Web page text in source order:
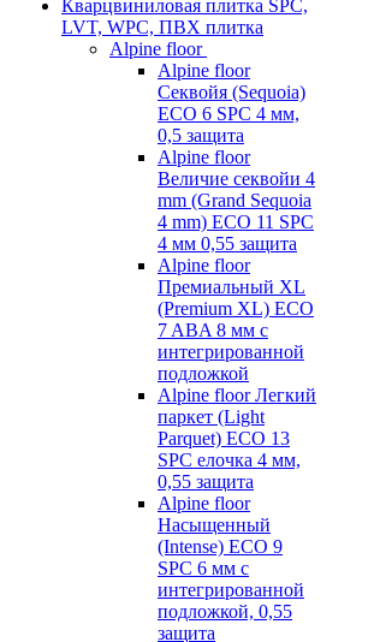
Кварцвиниловая плитка SPC,
LVT, WPC, ПВХ плитка
Alpine floor
Alpine floor
Секвойя (Sequoia)
ECO 6 SPC 4 мм,
0,5 защита
Alpine floor
Величие секвойи 4
mm (Grand Sequoia
4 mm) ECO 11 SPC
4 мм 0,55 защита
Alpine floor
Премиальный XL
(Premium XL) ECO
7 ABA 8 мм с
интегрированной
подложкой
Alpine floor Легкий
паркет (Light
Parquet) ECO 13
SPC елочка 4 мм,
0,55 защита
Alpine floor
Насыщенный
(Intense) ECO 9
SPC 6 мм с
интегрированной
подложкой, 0,55
защита